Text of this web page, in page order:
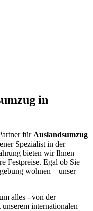
in
für Auslandsumzug
Spezialist in der
bieten wir Ihnen
Festpreise. Egal ob Sie
wohnen – unser
alles - von der
internationalen